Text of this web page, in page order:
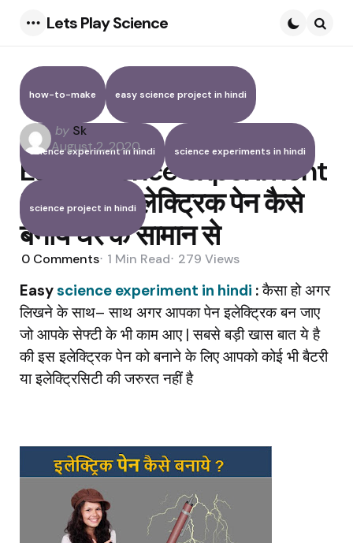
Lets Play Science
how-to-make easy science project in hindi
science experiment in hindi science experiments in hindi
science project in hindi
Posted
by
by Sk
August 2, 2020
Easy science experiment
in hindi : इलेक्ट्रिक पेन कैसे
बनाये घर के सामान से
0 Comments 1 Min Read 279 Views
Easyscience experiment in hindi :कैसा हो अगर
लिखने के साथ–साथ अगर आपका पेन इलेक्ट्रिक बन जाए
जो आपके सेफ्टी के भी काम आए|सबसे बड़ी खास बात ये है
की इस इलेक्ट्रिक पेन को बनाने के लिए आपको कोई भी बैटरी
या इलेक्ट्रिसिटी की जरुरत नहीं है